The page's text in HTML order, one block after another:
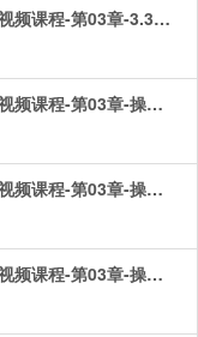
计算机二级VB语言程序设计视频课程-第03章-3.3程序的保存、装入和运行.mp4
计算机二级VB语言程序设计视频课程-第03章-操作：VB中的语句.mp4
计算机二级VB语言程序设计视频课程-第03章-操作：程序的保存、装入和运行.mp4
计算机二级VB语言程序设计视频课程-第03章-操作：编写简单的应用程序.mp4